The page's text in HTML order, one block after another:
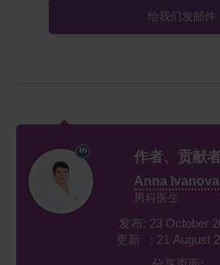
给我们发邮件
作者、贡献
Anna Ivanova
男科医生
发布: 23 October
更新 : 21 August